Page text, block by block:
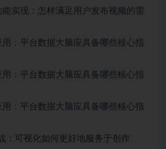
实现：怎样满足用户发布视频的需
：平台数据大脑应具备哪些核心指
：平台数据大脑应具备哪些核心指
：平台数据大脑应具备哪些核心指
：可视化如何更好地服务于创作